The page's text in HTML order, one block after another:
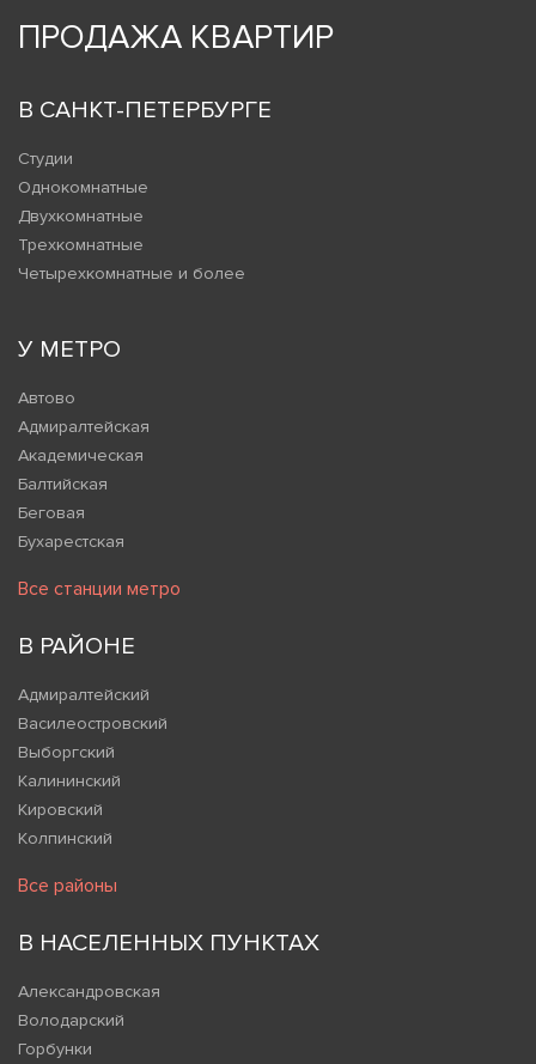
ПРОДАЖА КВАРТИР
В САНКТ-ПЕТЕРБУРГЕ
Студии
Однокомнатные
Двухкомнатные
Трехкомнатные
Четырехкомнатные и более
У МЕТРО
Автово
Адмиралтейская
Академическая
Балтийская
Беговая
Бухарестская
Все станции метро
В РАЙОНЕ
Адмиралтейский
Василеостровский
Выборгский
Калининский
Кировский
Колпинский
Все районы
В НАСЕЛЕННЫХ ПУНКТАХ
Александровская
Володарский
Горбунки